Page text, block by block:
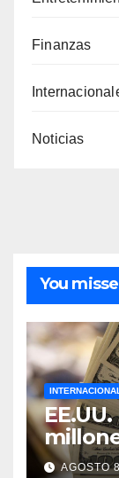
Finanzas
Noticias
You
AGOSTO